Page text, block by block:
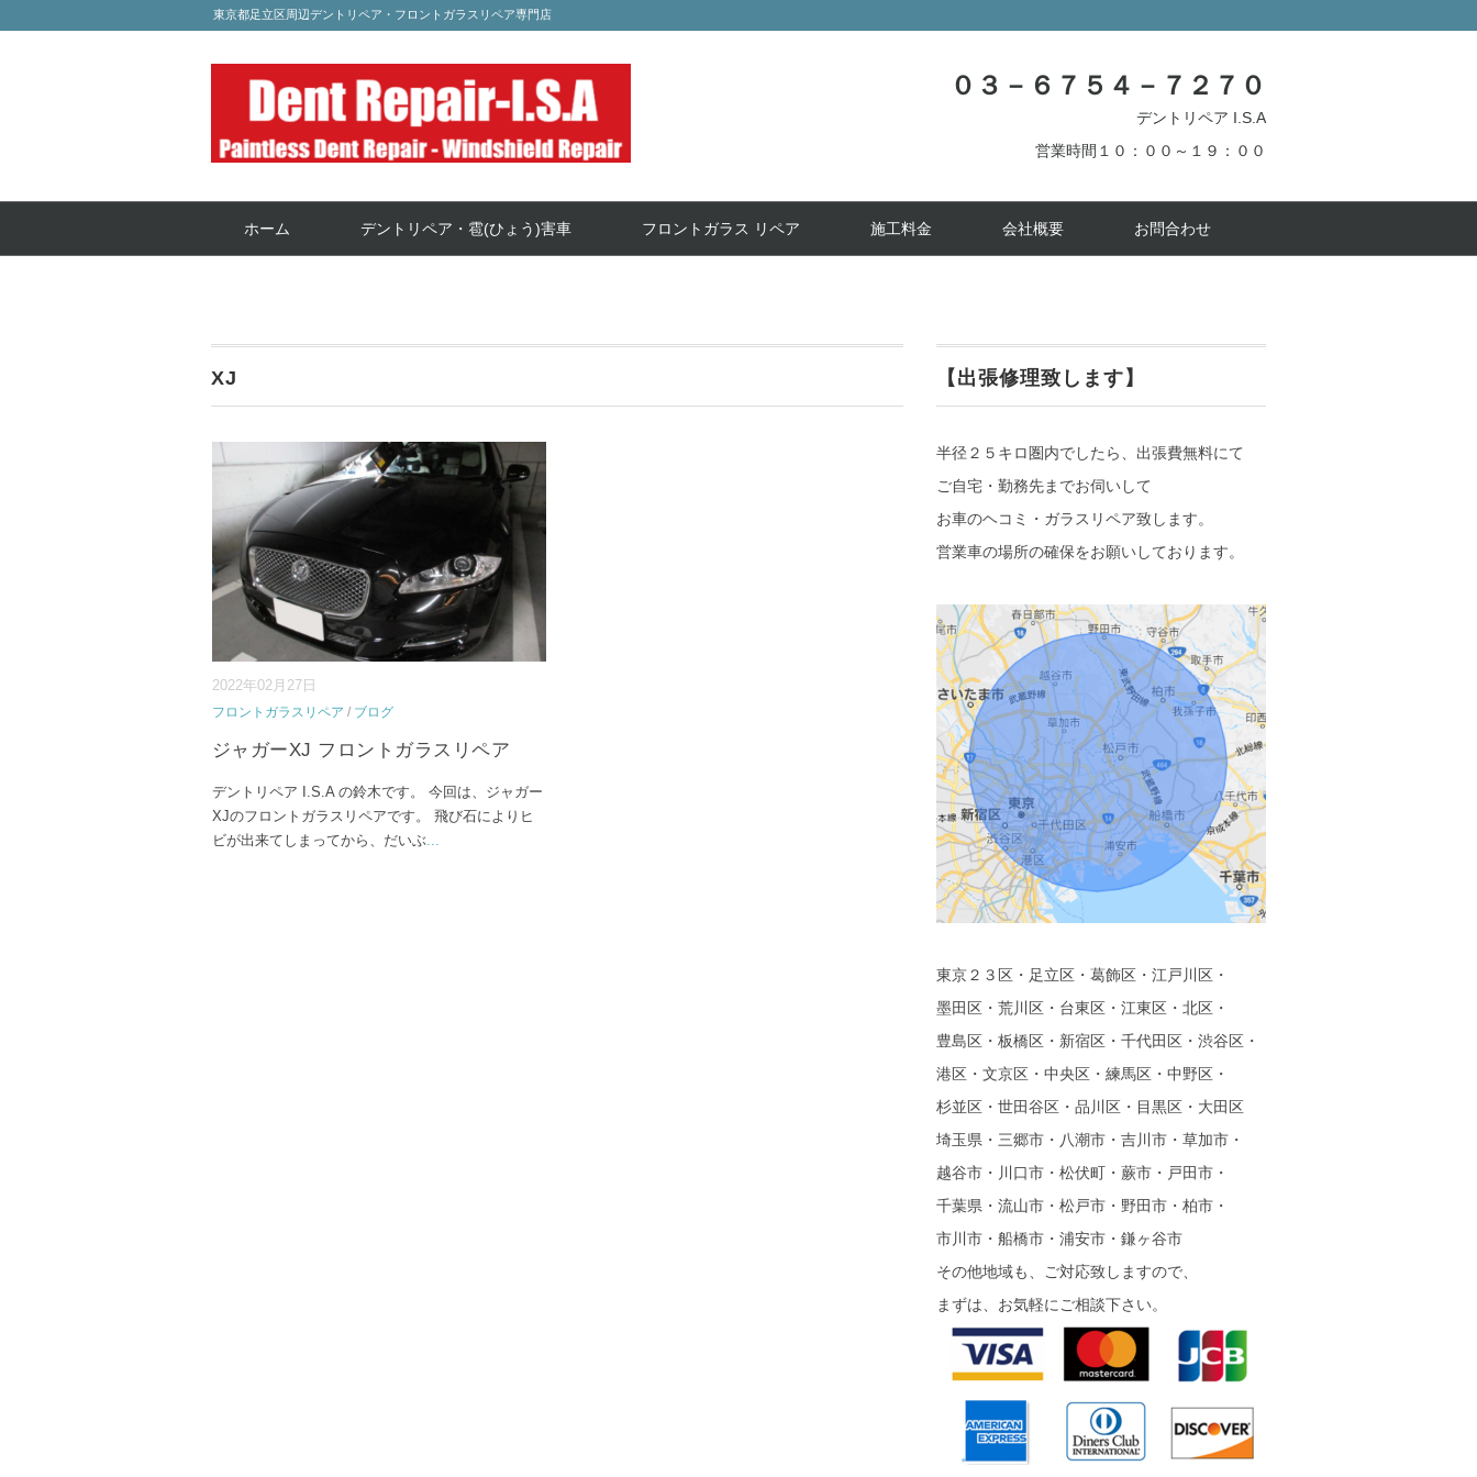
東京都足立区周辺デントリペア・フロントガラスリペア専門店
０３－６７５４－７２７０
デントリペア I.S.A
営業時間１０：００～１９：００
ホーム デントリペア・雹(ひょう)害車 フロントガラス リペア 施工料金 会社概要 お問合わせ
XJ
2022年02月27日
フロントガラスリペア / ブログ
ジャガーXJ フロントガラスリペア
デントリペア I.S.A の鈴木です。 今回は、ジャガー
XJのフロントガラスリペアです。 飛び石によりヒ
ビが出来てしまってから、だいぶ...
【出張修理致します】
半径２５キロ圏内でしたら、出張費無料にて
ご自宅・勤務先までお伺いして
お車のヘコミ・ガラスリペア致します。
営業車の場所の確保をお願いしております。
東京２３区・足立区・葛飾区・江戸川区・
墨田区・荒川区・台東区・江東区・北区・
豊島区・板橋区・新宿区・千代田区・渋谷区・
港区・文京区・中央区・練馬区・中野区・
杉並区・世田谷区・品川区・目黒区・大田区
埼玉県・三郷市・八潮市・吉川市・草加市・
越谷市・川口市・松伏町・蕨市・戸田市・
千葉県・流山市・松戸市・野田市・柏市・
市川市・船橋市・浦安市・鎌ヶ谷市
その他地域も、ご対応致しますので、
まずは、お気軽にご相談下さい。